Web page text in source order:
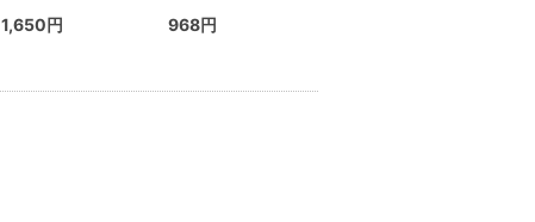
1,650円 968円